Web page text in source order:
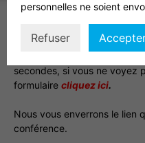
Pour s’inscrire, c’est très
billets, participants,
secondes, si vous ne voyez
formulaire cliquez ici.
Nous vous enverrons le lien
conférence.
personnelles ne soient
Refuser